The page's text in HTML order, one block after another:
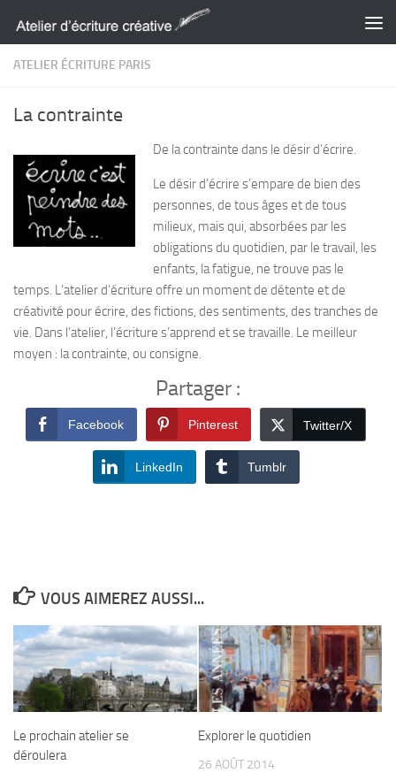
Skip to content
ATELIER ÉCRITURE PARIS
La contrainte
De la contrainte dans le désir d’écrire.
Le désir d’écrire s’empare de bien des
personnes, de tous âges et de tous
milieux, mais qui, absorbées par les
obligations du quotidien, par le travail, les
enfants, la fatigue, ne trouve pas le
temps. L’atelier d’écriture offre un moment de détente et de
créativité pour écrire, des fictions, des sentiments, des tranches de
vie. Dans l’atelier, l’écriture s’apprend et se travaille. Le meilleur
moyen : la contrainte, ou consigne.
Partager :
Facebook Pinterest Twitter/X
LinkedIn Tumblr
VOUS AIMEREZ AUSSI...
Le prochain atelier se
déroulera
Explorer le quotidien
26 AOÛT 2014